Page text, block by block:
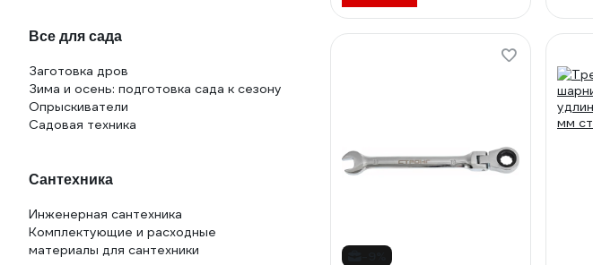
Ручной измерительный инструмент
Специализированный инструмент
Столярно-слесарный инструмент
Шарнирно-губцевый инструмент
Электромонтажный инструмент
Все для сада
Заготовка дров
Зима и осень: подготовка сада к сезону
Опрыскиватели
Садовая техника
Сантехника
Инженерная сантехника
Комплектующие и расходные
материалы для сантехники